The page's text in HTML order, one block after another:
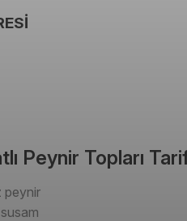
Peynir Topları
peynir
susam